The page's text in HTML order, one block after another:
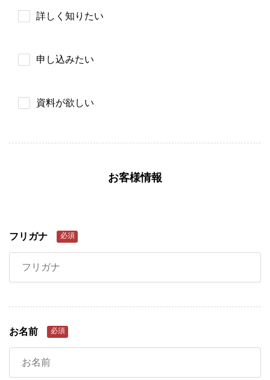
詳しく知りたい
申し込みたい
資料が欲しい
お客様情報
フリガナ 必須
お名前 必須